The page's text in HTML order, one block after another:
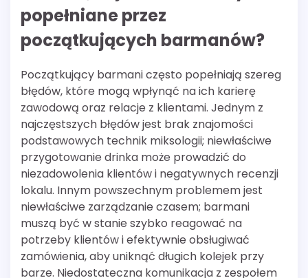
popełniane przez
początkujących barmanów?
Początkujący barmani często popełniają szereg
błędów, które mogą wpłynąć na ich karierę
zawodową oraz relacje z klientami. Jednym z
najczęstszych błędów jest brak znajomości
podstawowych technik miksologii; niewłaściwe
przygotowanie drinka może prowadzić do
niezadowolenia klientów i negatywnych recenzji
lokalu. Innym powszechnym problemem jest
niewłaściwe zarządzanie czasem; barmani
muszą być w stanie szybko reagować na
potrzeby klientów i efektywnie obsługiwać
zamówienia, aby uniknąć długich kolejek przy
barze. Niedostateczna komunikacja z zespołem